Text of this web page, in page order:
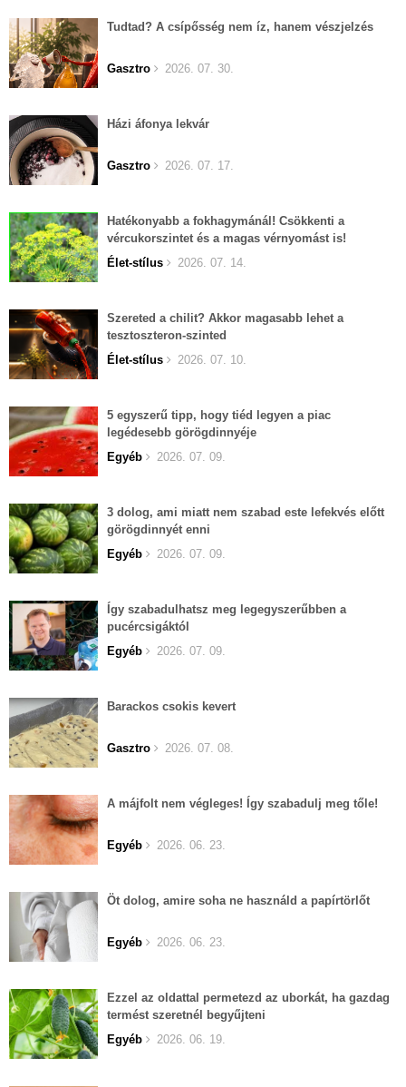
Tudtad? A csípősség nem íz, hanem vészjelzés
Gasztro 2026. 07. 30.
Házi áfonya lekvár
Gasztro 2026. 07. 17.
Hatékonyabb a fokhagymánál! Csökkenti a
vércukorszintet és a magas vérnyomást is!
Élet-stílus
2026. 07. 14.
Szereted a chilit? Akkor magasabb lehet a
tesztoszteron-szinted
Élet-stílus
2026. 07. 10.
5 egyszerű tipp, hogy tiéd legyen a piac
legédesebb görögdinnyéje
Egyéb
2026. 07. 09.
3 dolog, ami miatt nem szabad este lefekvés előtt
görögdinnyét enni
Egyéb
2026. 07. 09.
Így szabadulhatsz meg legegyszerűbben a
pucércsigáktól
Egyéb
2026. 07. 09.
Barackos csokis kevert
Gasztro 2026. 07. 08.
A májfolt nem végleges! Így szabadulj meg tőle!
Egyéb 2026. 06. 23.
Öt dolog, amire soha ne használd a papírtörlőt
Egyéb 2026. 06. 23.
Ezzel az oldattal permetezd az uborkát, ha gazdag
termést szeretnél begyűjteni
Egyéb
2026. 06. 19.